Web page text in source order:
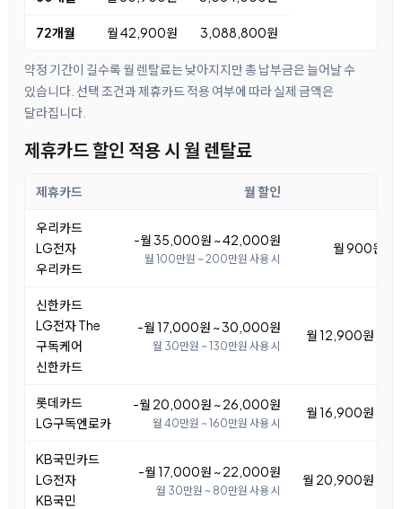
72개월 월 42,900원 3,088,800원
약정 기간이 길수록 월 렌탈료는 낮아지지만 총 납부금은 늘어날 수
있습니다. 선택 조건과 제휴카드 적용 여부에 따라 실제 금액은
달라집니다.
제휴카드 할인 적용 시 월 렌탈료
제휴카드 월 할인
우리카드
LG전자
우리카드
-월 35,000원 ~ 42,000원
월 100만원 ~ 200만원 사용 시
월 900원 ~
신한카드
LG전자 The
구독케어
신한카드
-월 17,000원 ~ 30,000원
월 30만원 ~ 130만원 사용 시
월 12,900원 ~
롯데카드
LG구독엔로카
-월 20,000원 ~ 26,000원
월 40만원 ~ 160만원 사용 시
월 16,900원 ~
KB국민카드
LG전자
KB국민
-월 17,000원 ~ 22,000원
월 30만원 ~ 80만원 사용 시
월 20,900원 ~